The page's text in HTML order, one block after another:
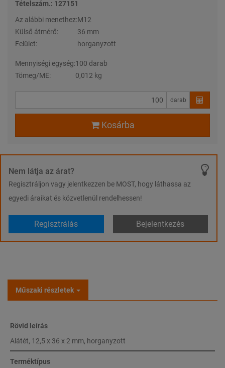
Tételszám.: 127151
Az alábbi menethez:M12
Külső átmérő:
36 mm
Felület:
horganyzott
Mennyiségi egység:100 darab
Tömeg/ME:
0,012 kg
darab
Kosárba
Nem látja az árat?
Regisztráljon vagy jelentkezzen be MOST, hogy láthassa az
egyedi áraikat és közvetlenül rendelhessen!
Regisztrálás Bejelentkezés
Műszaki részletek
Rövid leírás
Alátét, 12,5 x 36 x 2 mm, horganyzott
Terméktípus